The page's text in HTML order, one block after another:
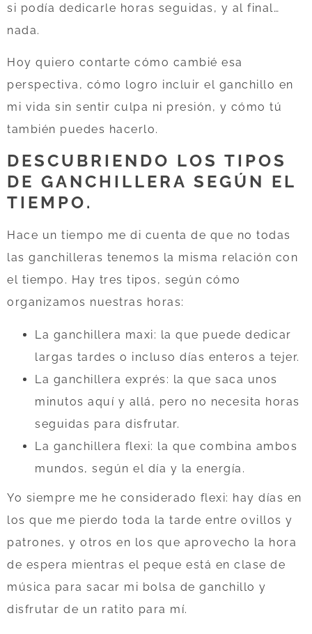
si podía dedicarle horas seguidas, y al final…
nada.
Hoy quiero contarte cómo cambié esa
perspectiva, cómo logro incluir el ganchillo en
mi vida sin sentir culpa ni presión, y cómo tú
también puedes hacerlo.
DESCUBRIENDO LOS TIPOS
DE GANCHILLERA SEGÚN EL
TIEMPO.
Hace un tiempo me di cuenta de que no todas
las ganchilleras tenemos la misma relación con
el tiempo. Hay tres tipos, según cómo
organizamos nuestras horas:
La ganchillera maxi: la que puede dedicar
largas tardes o incluso días enteros a tejer.
La ganchillera exprés: la que saca unos
minutos aquí y allá, pero no necesita horas
seguidas para disfrutar.
La ganchillera flexi: la que combina ambos
mundos, según el día y la energía.
Yo siempre me he considerado flexi: hay días en
los que me pierdo toda la tarde entre ovillos y
patrones, y otros en los que aprovecho la hora
de espera mientras el peque está en clase de
música para sacar mi bolsa de ganchillo y
disfrutar de un ratito para mí.